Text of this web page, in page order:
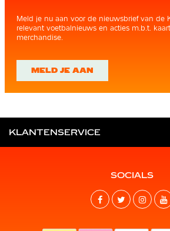
Meld je nu aan voor de nieuwsbrief van de
relevant voetbalnieuws en acties m.b.t.
merchandise.
MELD JE AAN
KLANTENSERVICE
SOCIALS